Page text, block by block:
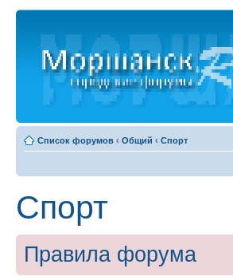
Список форумов ‹ Общий ‹ Спорт
Спорт
Правила форума